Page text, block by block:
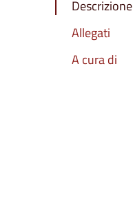
Descrizione
Allegati
A cura di